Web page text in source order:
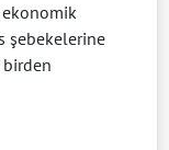
ekonomik
şebekelerine